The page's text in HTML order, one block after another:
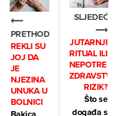
⟵
PRETHODNO
REKLI SU
JOJ DA
JE
NJEZINA
UNUKA U
BOLNICI
SLJEDEĆE
⟶
JUTARNJI
RITUAL ILI
NEPOTREBAN
ZDRAVSTVENI
RIZIK?
Što se
događa s